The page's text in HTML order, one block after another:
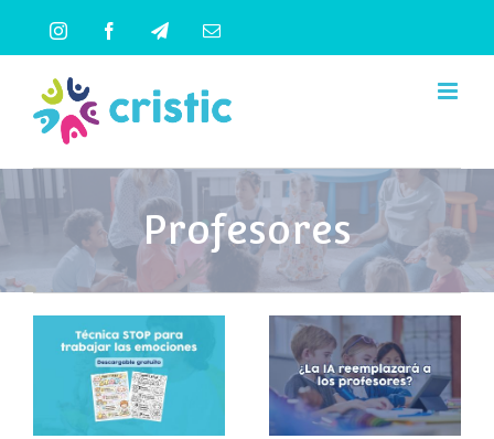
contenido
InstagramFacebookTelegramCorreo
Profesores
para trabajar
las emociones (+
lámina gratis
inteligencia
artificial
sustituir a los